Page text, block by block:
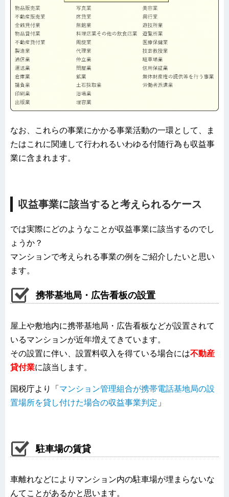
なお、これらの事業にかかる事業活動の一環として、ま
たはこれに関連して行われるいわゆる付随行為も収益事
業に含まれます。
収益事業に該当すると考えられるケース
では実際にどのようなことが収益事業に該当するのでし
ょうか？
マンションで考えられる事業の例をご紹介したいと思い
ます。
携帯基地局・広告看板の設置
屋上や敷地内に携帯基地局・広告看板などが設置されて
いるマンションが近年増えてきています。
その設置に伴い、設置料収入を得ている場合には不動産
貸付業に該当します。
国税庁より「 マンション管理組合が携帯電話基地局の設
置場所を貸し付けた場合の収益事業判定 」
駐車場の賃貸
車離れなどによりマンション内の駐車場が埋まらないな
んてことがあるかと思います。